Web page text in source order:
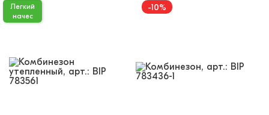
Легкий
начес
-10%